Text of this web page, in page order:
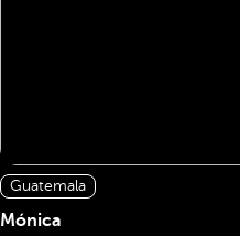
Guatemala
Mónica